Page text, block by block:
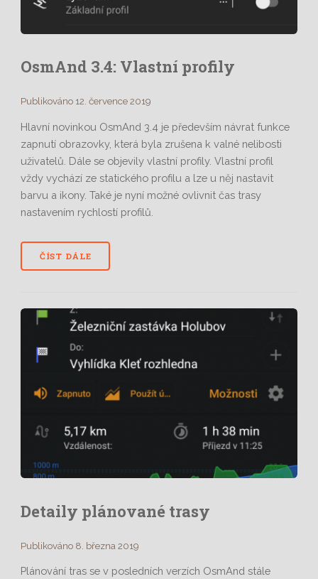
OsmAnd 3.4: Vlastní profily
Publikováno 12. července 2019
Hlavní novinkou OsmAnd 3.4 je především návrat funkce
zapnutí obrazovky, která byla zrušena k valné nelibosti
uživatelů. Dále se objevily vlastní profily. Vlastní profil
vždy vychází ze statického profilu a lze u něj nastavit
barvu a ikony. Také je nyní možné ovlivnit čas trasy
nastavením rychlostí profilů.
ČÍST DÁLE
Detaily plánované trasy
Publikováno 8. března 2019
Plánování tras se v posledních verzích OsmAnd stále